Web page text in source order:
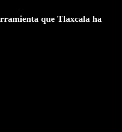
que Tlaxcala ha